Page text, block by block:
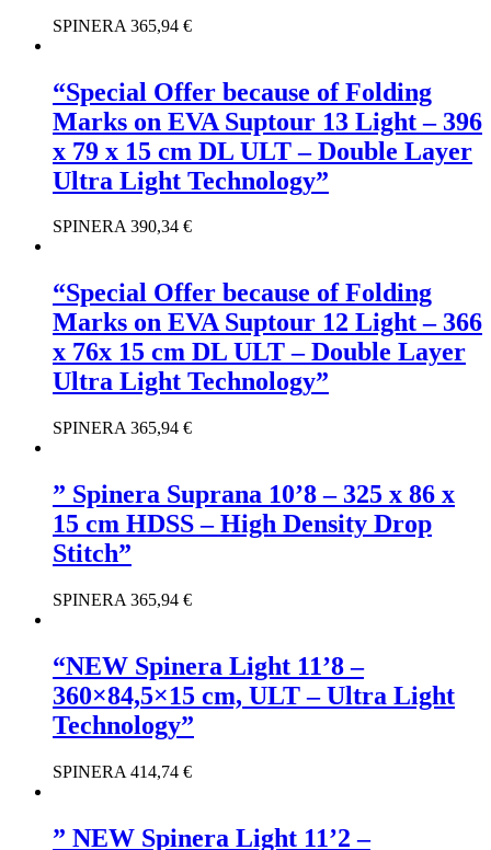
SPINERA 365,94 €
“Special Offer because of Folding
Marks on EVA Suptour 13 Light – 396
x 79 x 15 cm DL ULT – Double Layer
Ultra Light Technology”
SPINERA390,34 €
“Special Offer because of Folding
Marks on EVA Suptour 12 Light – 366
x 76x 15 cm DL ULT – Double Layer
Ultra Light Technology”
SPINERA 365,94 €
” Spinera Suprana 10’8 – 325 x 86 x
15 cm HDSS – High Density Drop
Stitch”
SPINERA 365,94 €
“NEW Spinera Light 11’8 –
360×84,5×15 cm, ULT – Ultra Light
Technology”
SPINERA 414,74 €
” NEW Spinera Light 11’2 –